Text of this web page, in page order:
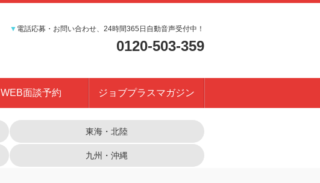
▼ 電話応募・お問い合わせ、24時間365日自動音声受付中！
0120-503-359
WEB面談予約 ジョブプラスマガジン
東海・北陸
九州・沖縄